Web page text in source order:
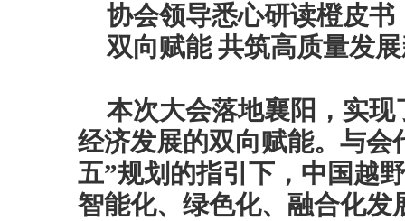
协会领导悉心研读橙皮书
双向赋能 共筑高质量发
本次大会落地襄阳，实
经济发展的双向赋能。与会
五”规划的指引下，中国越
智能化、绿色化、融合化